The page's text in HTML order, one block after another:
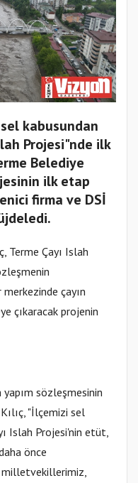
kabusundan
Projesi"nde ilk
Belediye
ilk etap
firma ve DSİ
Terme Çayı Islah
çayın
çıkaracak projenin
sözleşmesinin
"İlçemizi sel
Islah Projesi'nin etüt,
önce
milletvekillerimiz,